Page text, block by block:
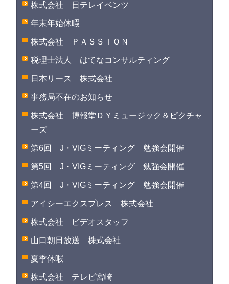
株式会社 日テレイベンツ
年末年始休暇
株式会社 ＰＡＳＳＩＯＮ
税理士法人 はてなコンサルティング
日本リース 株式会社
事務局不在のお知らせ
株式会社 博報堂ＤＹミュージック＆ピクチャ
ーズ
第6回 J・VIGミーティング 勉強会開催
第5回 J・VIGミーティング 勉強会開催
第4回 J・VIGミーティング 勉強会開催
アイシーエクスプレス 株式会社
株式会社 ビデオスタッフ
山口朝日放送 株式会社
夏季休暇
株式会社 テレビ宮崎